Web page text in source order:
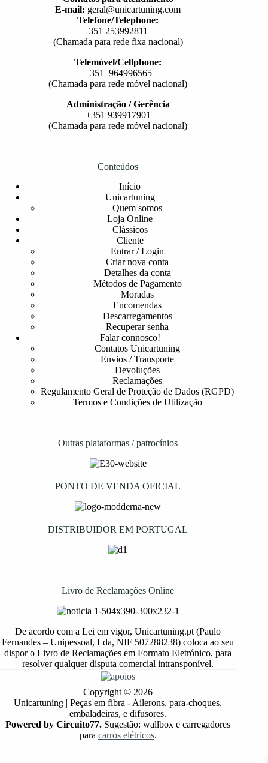
E-mail: geral@unicartuning.com
Telefone/Telephone:
351 253992811
(Chamada para rede fixa nacional)
Telemóvel/Cellphone:
+351 964996565
(Chamada para rede móvel nacional)
Administração / Gerência
+351 939917901
(Chamada para rede móvel nacional)
Conteúdos
Início
Unicartuning
Quem somos
Loja Online
Clássicos
Cliente
Entrar / Login
Criar nova conta
Detalhes da conta
Métodos de Pagamento
Moradas
Encomendas
Descarregamentos
Recuperar senha
Falar connosco!
Contatos Unicartuning
Envios / Transporte
Devoluções
Reclamações
Regulamento Geral de Proteção de Dados (RGPD)
Termos e Condições de Utilização
Outras plataformas / patrocínios
PONTO DE VENDA OFICIAL
DISTRIBUIDOR EM PORTUGAL
Livro de Reclamações Online
De acordo com a Lei em vigor, Unicartuning.pt (Paulo
Fernandes – Unipessoal, Lda, NIF 507288238) coloca ao seu
dispor oLivro de Reclamações em Formato Eletrónico, para
resolver qualquer disputa comercial intransponível.
Copyright © 2026
Unicartuning | Peças em fibra - Ailerons, para-choques,
embaladeiras, e difusores.
Powered by Circuito77. Sugestão: wallbox e carregadores
para carros elétricos.